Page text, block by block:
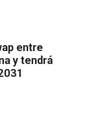
entre
y tendrá